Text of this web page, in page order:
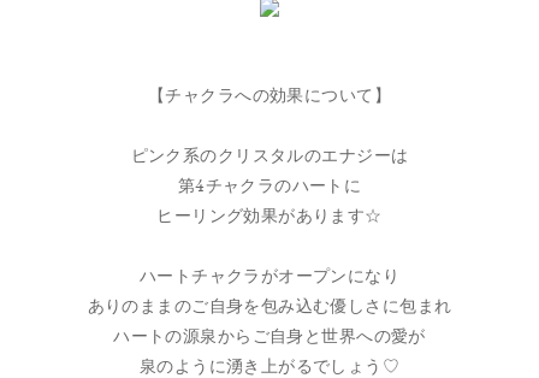
【チャクラへの効果について】
ピンク系のクリスタルのエナジーは
第4チャクラのハートに
ヒーリング効果があります☆
ハートチャクラがオープンになり
ありのままのご自身を包み込む優しさに包まれ
ハートの源泉からご自身と世界への愛が
泉のように湧き上がるでしょう♡